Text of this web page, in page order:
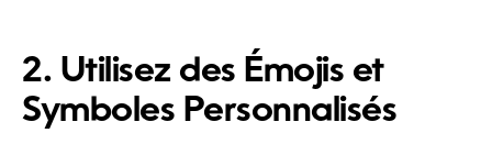
2. Utilisez des Émojis et
Symboles Personnalisés